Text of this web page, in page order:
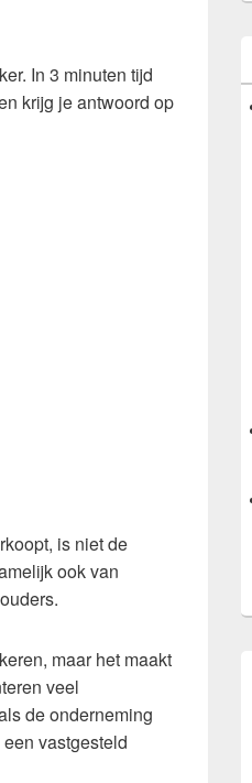
In 3 minuten tijd
krijg je antwoord op
is niet de
ook van
maar het maakt
veel
de onderneming
vastgesteld